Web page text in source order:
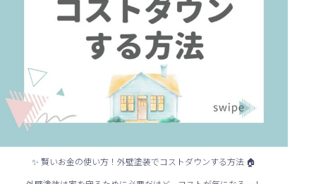
✨ 賢いお金の使い方！外壁塗装でコストダウンする方法 🏠